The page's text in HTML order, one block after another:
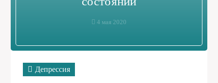
4 мая 2020
Депрессия